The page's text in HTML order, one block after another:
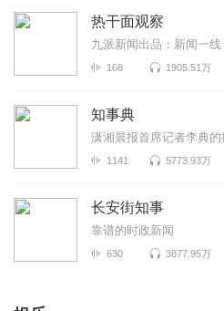
热干面观察
九派新闻出品：新闻一
168 1905.51万
知事典
潇湘晨报首席记者李典的
1141 5773.93万
长安街知事
靠谱的时政新闻
630 3877.95万